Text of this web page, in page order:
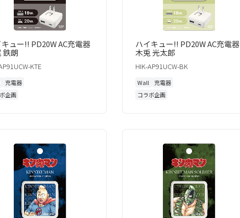
ュー!! PD20W AC充電器
鉄朗
KTE
充電器
企画
ハイキュー!! PD20W AC充電器
木兎 光太郎
HIK-AP91UCW-BK
Wall
充電器
コラボ企画